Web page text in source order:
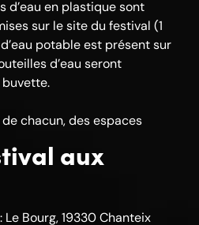
d’eau en plastique sont
sur le site du festival (1
potable est présent sur
d’eau seront
chacun, des espaces
aux
Le Bourg, 19330 Chanteix